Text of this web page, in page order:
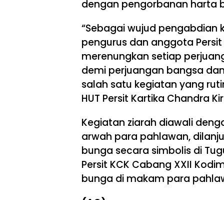
dengan pengorbanan harta
“Sebagai wujud
pengurus dan anggota Persit
merenungkan setiap
demi perjuangan bangsa
salah satu kegiatan yang
HUT Persit Kartika Chandra
Kegiatan ziarah diawali
arwah para pahlawan,
bunga secara simbolis di
Persit KCK Cabang XXII
bunga di makam para